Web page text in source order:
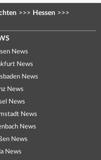
>>> Hessen >>>
News
News
News
News
News
News
News
News
News